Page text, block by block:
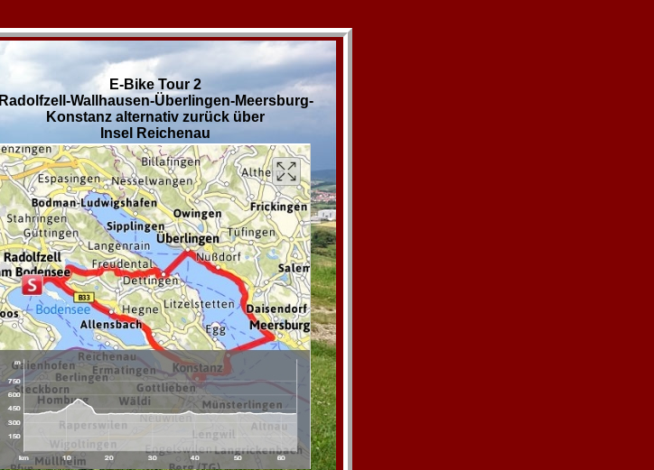
E-Bike Tour 2
Radolfzell-Wallhausen-Überlingen-Meersburg-
Konstanz alternativ zurück über
Insel Reichenau